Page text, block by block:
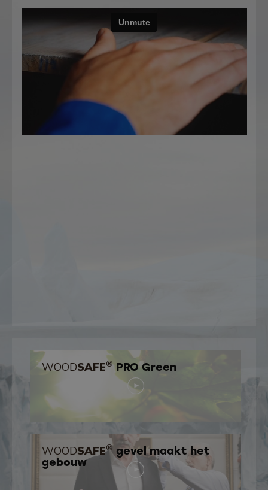
WOODSAFE®PRO Green
WOODSAFE®gevel maakt het
gebouw